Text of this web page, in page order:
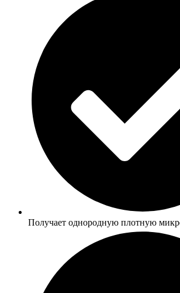
Получает однородную плотную